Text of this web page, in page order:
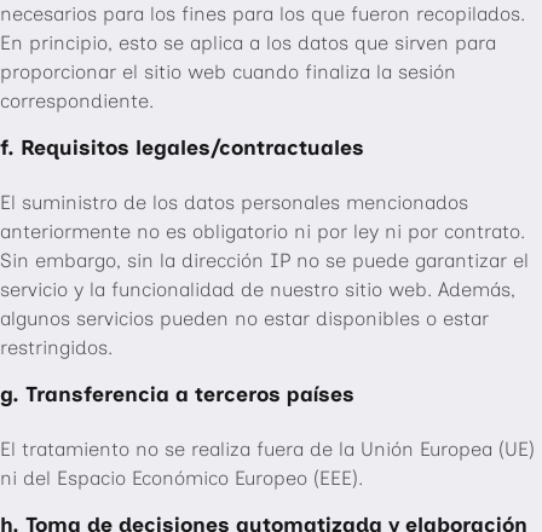
necesarios para los fines para los que fueron recopilados.
En principio, esto se aplica a los datos que sirven para
proporcionar el sitio web cuando finaliza la sesión
correspondiente.
f. Requisitos legales/contractuales
El suministro de los datos personales mencionados
anteriormente no es obligatorio ni por ley ni por contrato.
Sin embargo, sin la dirección IP no se puede garantizar el
servicio y la funcionalidad de nuestro sitio web. Además,
algunos servicios pueden no estar disponibles o estar
restringidos.
g. Transferencia a terceros países
El tratamiento no se realiza fuera de la Unión Europea (UE)
ni del Espacio Económico Europeo (EEE).
h. Toma de decisiones automatizada y elaboración